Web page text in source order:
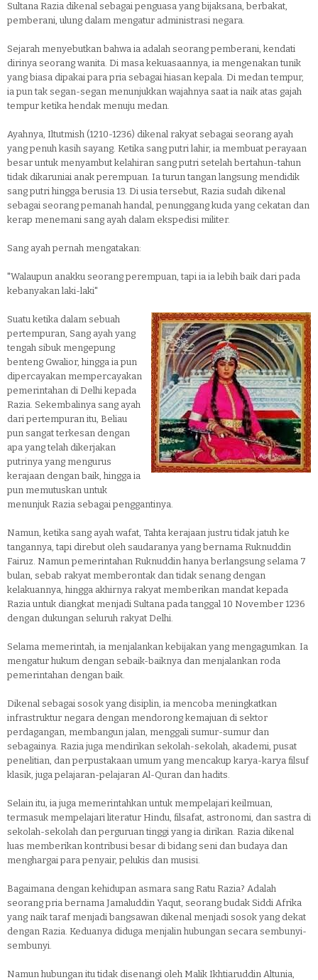
Sultana Razia dikenal sebagai penguasa yang bijaksana, berbakat,
pemberani, ulung dalam mengatur administrasi negara.
Sejarah menyebutkan bahwa ia adalah seorang pemberani, kendati
dirinya seorang wanita. Di masa kekuasaannya, ia mengenakan tunik
yang biasa dipakai para pria sebagai hiasan kepala. Di medan tempur,
ia pun tak segan-segan menunjukkan wajahnya saat ia naik atas gajah
tempur ketika hendak menuju medan.
Ayahnya, Iltutmish (1210-1236) dikenal rakyat sebagai seorang ayah
yang penuh kasih sayang. Ketika sang putri lahir, ia membuat perayaan
besar untuk menyambut kelahiran sang putri setelah bertahun-tahun
tidak dikaruniai anak perempuan. Ia turun tangan langsung mendidik
sang putri hingga berusia 13. Di usia tersebut, Razia sudah dikenal
sebagai seorang pemanah handal, penunggang kuda yang cekatan dan
kerap menemani sang ayah dalam ekspedisi militer.
Sang ayah pernah mengatakan:
"Walaupun anakku seorang perempuan, tapi ia ia lebih baik dari pada
kebanyakan laki-laki"
Suatu ketika dalam sebuah
pertempuran, Sang ayah yang
tengah sibuk mengepung
benteng Gwalior, hingga ia pun
dipercayakan mempercayakan
pemerintahan di Delhi kepada
Razia. Sekembalinya sang ayah
dari pertempuran itu, Beliau
pun sangat terkesan dengan
apa yang telah dikerjakan
putrinya yang mengurus
kerajaan dengan baik, hingga ia
pun memutuskan untuk
menunjuk Razia sebagai penggantinya.
Namun, ketika sang ayah wafat, Tahta kerajaan justru tidak jatuh ke
tangannya, tapi direbut oleh saudaranya yang bernama Ruknuddin
Fairuz. Namun pemerintahan Ruknuddin hanya berlangsung selama 7
bulan, sebab rakyat memberontak dan tidak senang dengan
kelakuannya, hingga akhirnya rakyat memberikan mandat kepada
Razia untuk diangkat menjadi Sultana pada tanggal 10 November 1236
dengan dukungan seluruh rakyat Delhi.
Selama memerintah, ia menjalankan kebijakan yang mengagumkan. Ia
mengatur hukum dengan sebaik-baiknya dan menjalankan roda
pemerintahan dengan baik.
Dikenal sebagai sosok yang disiplin, ia mencoba meningkatkan
infrastruktur negara dengan mendorong kemajuan di sektor
perdagangan, membangun jalan, menggali sumur-sumur dan
sebagainya. Razia juga mendirikan sekolah-sekolah, akademi, pusat
penelitian, dan perpustakaan umum yang mencakup karya-karya filsuf
klasik, juga pelajaran-pelajaran Al-Quran dan hadits.
Selain itu, ia juga memerintahkan untuk mempelajari keilmuan,
termasuk mempelajari literatur Hindu, filsafat, astronomi, dan sastra di
sekolah-sekolah dan perguruan tinggi yang ia dirikan. Razia dikenal
luas memberikan kontribusi besar di bidang seni dan budaya dan
menghargai para penyair, pelukis dan musisi.
Bagaimana dengan kehidupan asmara sang Ratu Razia? Adalah
seorang pria bernama Jamaluddin Yaqut, seorang budak Siddi Afrika
yang naik taraf menjadi bangsawan dikenal menjadi sosok yang dekat
dengan Razia. Keduanya diduga menjalin hubungan secara sembunyi-
sembunyi.
Namun hubungan itu tidak disenangi oleh Malik Ikhtiaruddin Altunia,